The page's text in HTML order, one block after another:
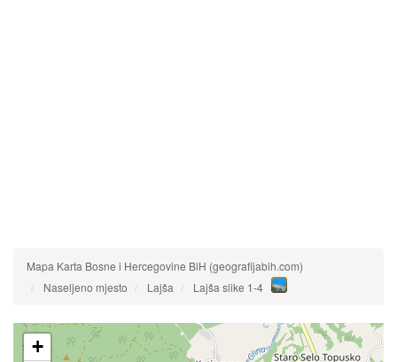
Mapa Karta Bosne i Hercegovine BiH (geografijabih.com)
Naseljeno mjesto
Lajša Lajša slike 1-4
+